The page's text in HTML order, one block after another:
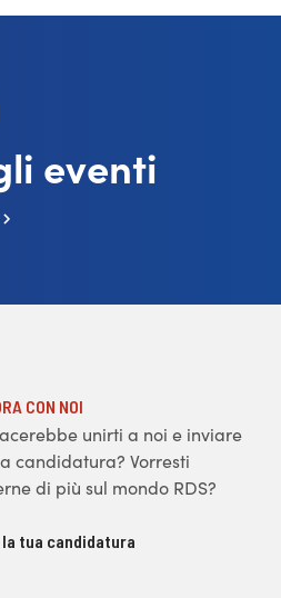
eventi
CON NOI
unirti a noi e inviare
candidatura? Vorresti
di più sul mondo RDS?
la tua candidatura